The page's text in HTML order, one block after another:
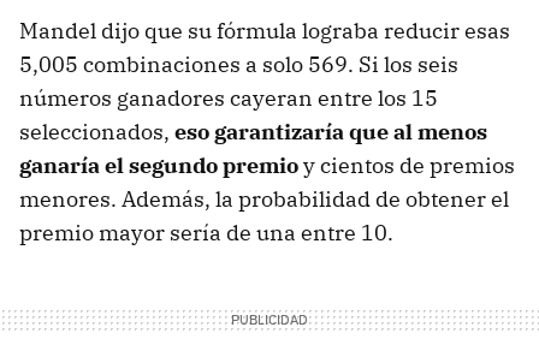
Mandel dijo que su fórmula lograba reducir esas
5,005 combinaciones a solo 569. Si los seis
números ganadores cayeran entre los 15
seleccionados, eso garantizaría que al menos
ganaría el segundo premioy cientos de premios
menores. Además, la probabilidad de obtener el
premio mayor sería de una entre 10.